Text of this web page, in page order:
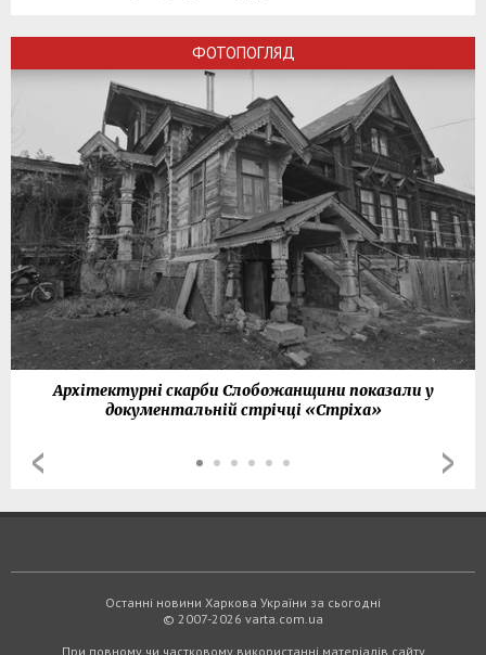
ФОТОПОГЛЯД
Архітектурні скарби Слобожанщини показали у
документальній стрічці «Стріха»
Останні новини Харкова України за сьогодні
© 2007-2026 varta.com.ua
При повному чи частковому використанні матеріалів сайту